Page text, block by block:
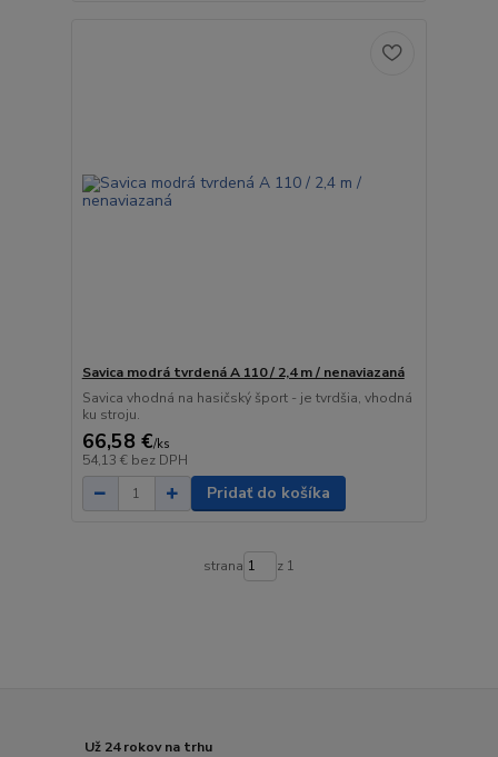
Savica modrá tvrdená A 110 / 2,4 m / nenaviazaná
Savica vhodná na hasičský šport - je tvrdšia, vhodná
ku stroju.
66,58 €/ks
54,13 € bez DPH
Pridať do košíka
strana z 1
Už 24 rokov na trhu